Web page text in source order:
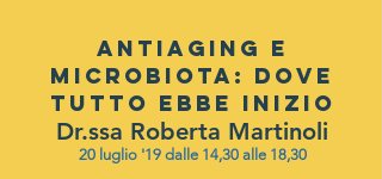
ANTIAGING E
MICROBIOTA: DOVE
TUTTO EBBE INIZIO
Dr.ssa Roberta Martinoli
20 luglio '19 dalle 14,30 alle 18,30